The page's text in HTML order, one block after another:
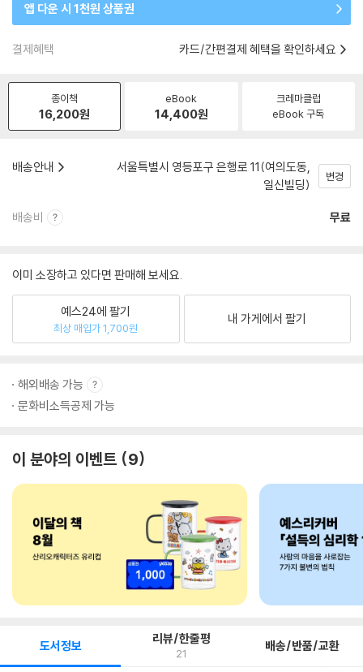
앱 다운 시 1천원 상품권
결제혜택 카드/간편결제 혜택을 확인하세요
종이책
16,200원
eBook
14,400원
크레마클럽
eBook 구독
배송안내
서울특별시 영등포구 은행로 11(여의도동,
일신빌딩)
변경
배송비 무료
이미 소장하고 있다면 판매해 보세요.
예스24에 팔기
최상 매입가 1,700원
내 가게에서 팔기
해외배송 가능
문화비소득공제 가능
이 분야의 이벤트 9
도서정보 리뷰/한줄평
21 배송/반품/교환